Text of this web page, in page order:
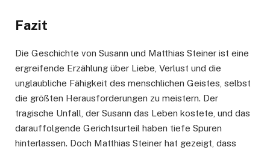
Fazit
Die Geschichte von Susann und Matthias Steiner ist eine
ergreifende Erzählung über Liebe, Verlust und die
unglaubliche Fähigkeit des menschlichen Geistes, selbst
die größten Herausforderungen zu meistern. Der
tragische Unfall, der Susann das Leben kostete, und das
darauffolgende Gerichtsurteil haben tiefe Spuren
hinterlassen. Doch Matthias Steiner hat gezeigt, dass